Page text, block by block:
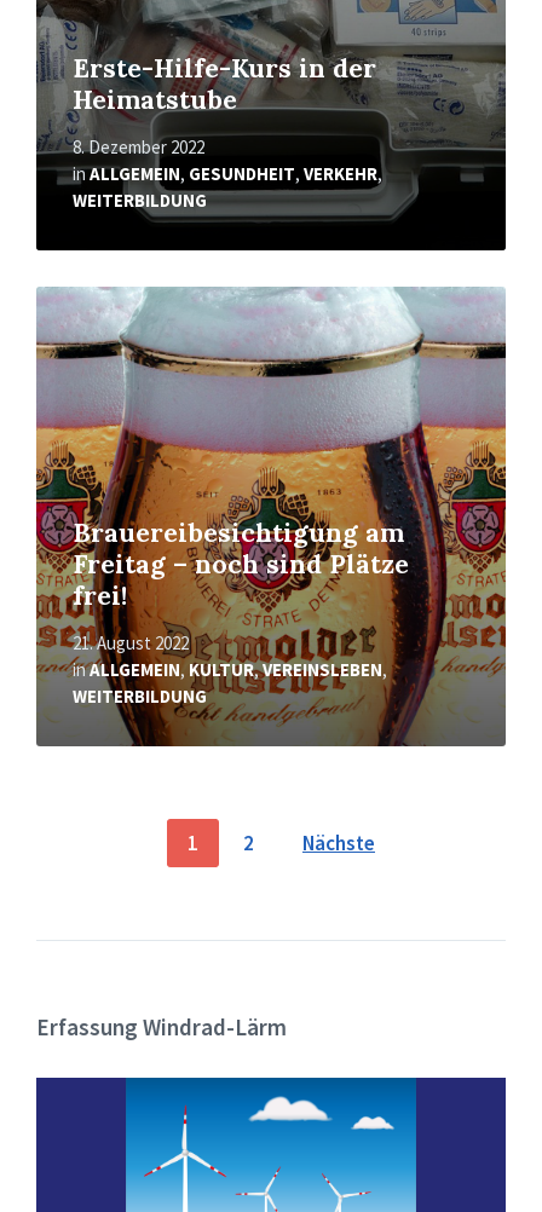
Erste-Hilfe-Kurs in der
Heimatstube
8. Dezember 2022
inALLGEMEIN, GESUNDHEIT, VERKEHR,
WEITERBILDUNG
Brauereibesichtigung am
Freitag – noch sind Plätze
frei!
21. August 2022
inALLGEMEIN, KULTUR,VEREINSLEBEN,
WEITERBILDUNG
Mehr
erfahren
Seitennummerierung
Beiträge
1 2 Nächste
Erfassung Windrad-Lärm